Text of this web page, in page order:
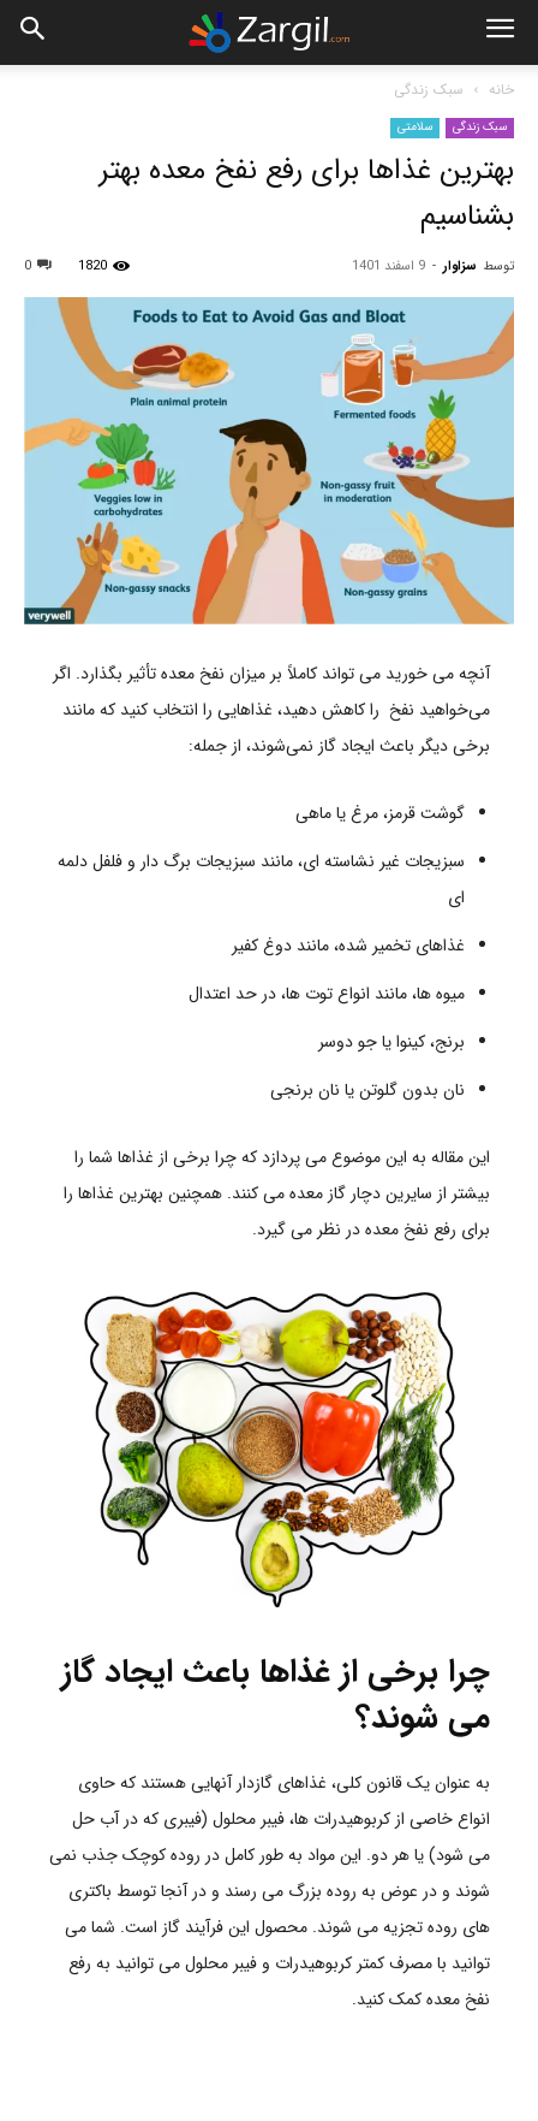
خانه سبک زندگی
سبک زندگی سلامتی
بهترین غذاها برای رفع نفخ معده بهتر
بشناسیم
توسط سزاوار - 9 اسفند 1401 0 1820
آنچه می خورید می تواند کاملاً بر میزان نفخ معده تأثیر بگذارد. اگر
می‌خواهید نفخ را کاهش دهید، غذاهایی را انتخاب کنید که مانند
برخی دیگر باعث ایجاد گاز نمی‌شوند، از جمله:
گوشت قرمز، مرغ یا ماهی
سبزیجات غیر نشاسته ای، مانند سبزیجات برگ دار و فلفل دلمه
ای
غذاهای تخمیر شده، مانند دوغ کفیر
میوه ها، مانند انواع توت ها، در حد اعتدال
برنج، کینوا یا جو دوسر
نان بدون گلوتن یا نان برنجی
این مقاله به این موضوع می پردازد که چرا برخی از غذاها شما را
بیشتر از سایرین دچار گاز معده می کنند. همچنین بهترین غذاها را
برای رفع نفخ معده در نظر می گیرد.
چرا برخی از غذاها باعث ایجاد گاز
می شوند؟
به عنوان یک قانون کلی، غذاهای گازدار آنهایی هستند که حاوی
انواع خاصی از کربوهیدرات ها، فیبر محلول (فیبری که در آب حل
می شود) یا هر دو. این مواد به طور کامل در روده کوچک جذب نمی
شوند و در عوض به روده بزرگ می رسند و در آنجا توسط باکتری
های روده تجزیه می شوند. محصول این فرآیند گاز است. شما می
توانید با مصرف کمتر کربوهیدرات و فیبر محلول می توانید به رفع
نفخ معده کمک کنید.